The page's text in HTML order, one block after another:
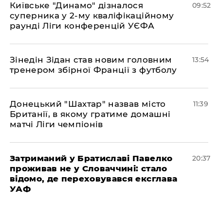
Київське "Динамо" дізналося
суперника у 2-му кваліфікаційному
раунді Ліги конференцій УЄФА
09:52
​Зінедін Зідан став новим головним
тренером збірної Франції з футболу
13:54
Донецький "Шахтар" назвав місто
Британії, в якому гратиме домашні
матчі Ліги чемпіонів
11:39
Затриманий у Братиславі Павелко
проживав не у Словаччині: стало
відомо, де переховувався ексглава
УАФ
20:37